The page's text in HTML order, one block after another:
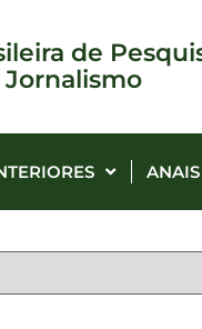
de
Jornalismo
ANAIS